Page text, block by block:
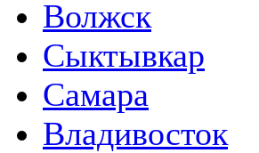
Волжск
Сыктывкар
Самара
Владивосток